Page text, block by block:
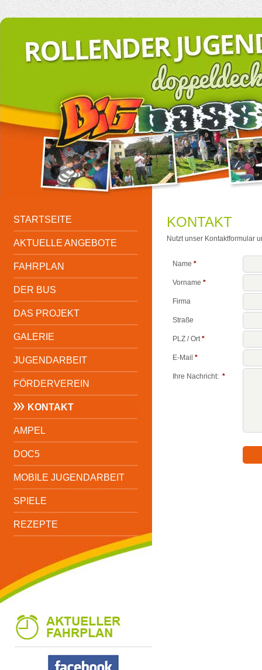
STARTSEITE
AKTUELLE ANGEBOTE
FAHRPLAN
DER BUS
DAS PROJEKT
GALERIE
JUGENDARBEIT
FÖRDERVEREIN
KONTAKT
AMPEL
DOC5
MOBILE JUGENDARBEIT
SPIELE
REZEPTE
KONTAKT
Nutzt unser Kontaktformular
Name *
Vorname *
Firma
Straße
PLZ / Ort*
E-Mail *
Ihre Nachricht: *